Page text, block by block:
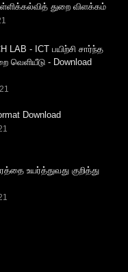
துறை விளக்கம்
LAB - ICT பயிற்சி சார்ந்த
வெளியீடு - Download
Download
உயர்த்துவது குறித்து